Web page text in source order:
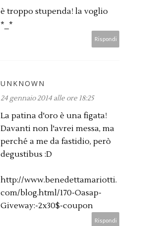
è troppo stupenda! la voglio
*_*
Rispondi
UNKNOWN
24 gennaio 2014 alle ore 18:25
La patina d'oro è una figata!
Davanti non l'avrei messa, ma
perché a me da fastidio, però
degustibus :D
http://www.benedettamariotti.
com/blog.html/170-Oasap-
Giveway:-2x30$-coupon
Rispondi